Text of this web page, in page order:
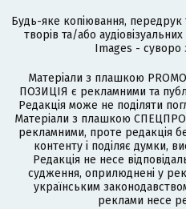
Будь-яке копіювання, передрук
творів та/або
Images - суворо
Матеріали з плашкою
ПОЗИЦІЯ є рекламними та
Редакція може не поділяти
Матеріали з плашкою
рекламними, проте редакція
контенту і поділяє думки,
Редакція не несе
судження, оприлюднені у
українським
реклами несе